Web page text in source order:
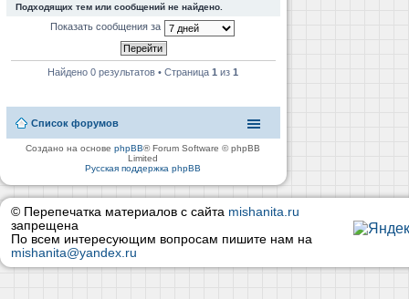
Подходящих тем или сообщений не найдено.
Показать сообщения за
Найдено 0 результатов • Страница1 из1
Список форумов
Создано на основеphpBB® Forum Software © phpBB
Limited
Русская поддержка phpBB
© Перепечатка материалов с сайта mishanita.ru
запрещена
По всем интересующим вопросам пишите нам на
mishanita@yandex.ru